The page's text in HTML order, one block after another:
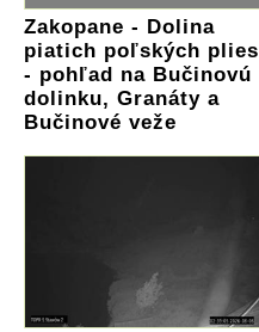
Zakopane - Dolina
piatich poľských plies
- pohľad na Bučinovú
dolinku, Granáty a
Bučinové veže